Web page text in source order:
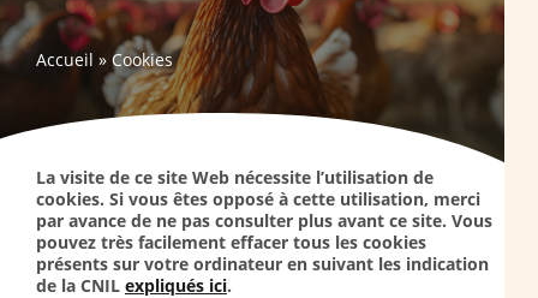
Accueil » Cookies
La visite de ce site Web nécessite l’utilisation de
cookies. Si vous êtes opposé à cette utilisation, merci
par avance de ne pas consulter plus avant ce site. Vous
pouvez très facilement effacer tous les cookies
présents sur votre ordinateur en suivant les indication
de la CNIL expliqués ici.